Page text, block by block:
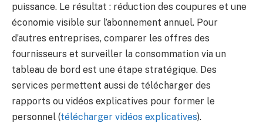
puissance. Le résultat : réduction des coupures et une
économie visible sur l’abonnement annuel. Pour
d’autres entreprises, comparer les offres des
fournisseurs et surveiller la consommation via un
tableau de bord est une étape stratégique. Des
services permettent aussi de télécharger des
rapports ou vidéos explicatives pour former le
personnel (télécharger vidéos explicatives).